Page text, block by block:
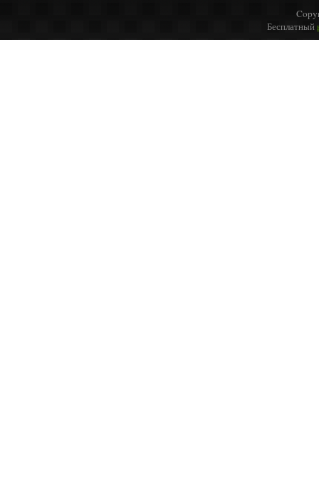
Бесплатный